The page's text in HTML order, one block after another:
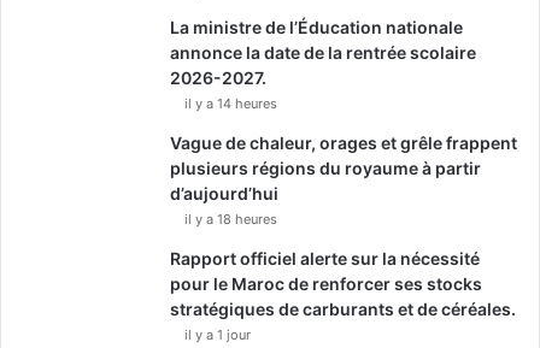
La ministre de l’Éducation nationale
annonce la date de la rentrée scolaire
2026-2027.
il y a 14 heures
Vague de chaleur, orages et grêle frappent
plusieurs régions du royaume à partir
d’aujourd’hui
il y a 18 heures
Rapport officiel alerte sur la nécessité
pour le Maroc de renforcer ses stocks
stratégiques de carburants et de céréales.
il y a 1 jour